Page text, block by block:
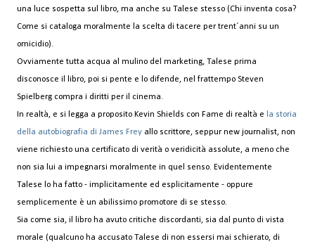
una luce sospetta sul libro, ma anche su Talese stesso (Chi inventa cosa?
Come si cataloga moralmente la scelta di tacere per trent´anni su un
omicidio).
Ovviamente tutta acqua al mulino del marketing, Talese prima
disconosce il libro, poi si pente e lo difende, nel frattempo Steven
Spielberg compra i diritti per il cinema.
In realtà, e si legga a proposito Kevin Shields con Fame di realtà e la storia
della autobiografia di James Frey allo scrittore, seppur new journalist, non
viene richiesto una certificato di verità o veridicità assolute, a meno che
non sia lui a impegnarsi moralmente in quel senso. Evidentemente
Talese lo ha fatto - implicitamente ed esplicitamente - oppure
semplicemente è un abilissimo promotore di se stesso.
Sia come sia, il libro ha avuto critiche discordanti, sia dal punto di vista
morale (qualcuno ha accusato Talese di non essersi mai schierato, di